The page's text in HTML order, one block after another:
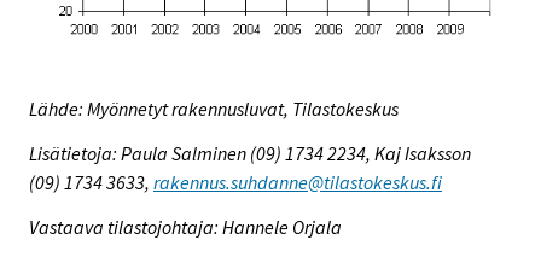
Lähde: Myönnetyt rakennusluvat, Tilastokeskus
Lisätietoja: Paula Salminen (09) 1734 2234, Kaj Isaksson
(09) 1734 3633, rakennus.suhdanne@tilastokeskus.fi
Vastaava tilastojohtaja: Hannele Orjala